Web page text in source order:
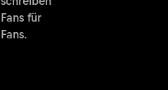
Fans für
Fans.